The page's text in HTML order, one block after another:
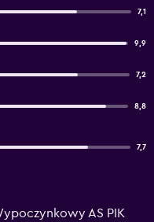
7,1
9,9
7,2
8,8
7,7
AS PIK